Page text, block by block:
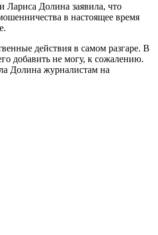
Лариса Долина заявила, что
в настоящее время
действия в самом разгаре. В
добавить не могу, к сожалению.
Долина журналистам на